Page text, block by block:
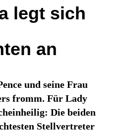
legt sich
an
und seine Frau
fromm. Für Lady
Die beiden
Stellvertreter